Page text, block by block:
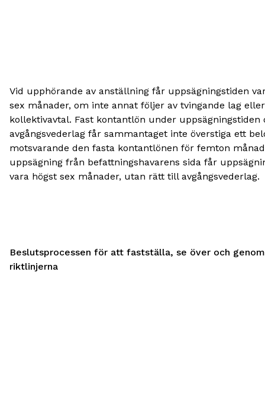
Vid upphörande av anställning får uppsägningstiden
sex månader, om inte annat följer av tvingande lag eller
kollektivavtal. Fast kontantlön under uppsägningstiden
avgångsvederlag får sammantaget inte överstiga ett
motsvarande den fasta kontantlönen för femton
uppsägning från befattningshavarens sida får
vara högst sex månader, utan rätt till avgångsvederlag.
Beslutsprocessen för att fastställa, se över och
riktlinjerna